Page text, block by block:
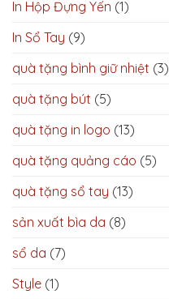
In Hộp Đựng Yến (1)
In Sổ Tay (9)
quà tặng bình giữ nhiệt (3)
quà tặng bút (5)
quà tặng in logo (13)
quà tặng quảng cáo (5)
quà tặng sổ tay (13)
sản xuất bìa da (8)
sổ da (7)
Style (1)